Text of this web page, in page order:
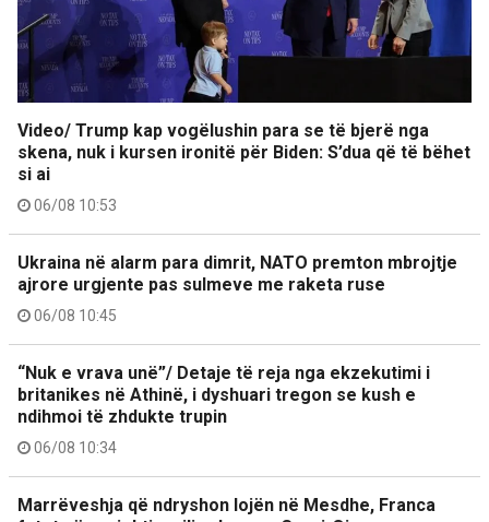
Video/ Trump kap vogëlushin para se të bjerë nga
skena, nuk i kursen ironitë për Biden: S’dua që të bëhet
si ai
06/08 10:53
Ukraina në alarm para dimrit, NATO premton mbrojtje
ajrore urgjente pas sulmeve me raketa ruse
06/08 10:45
“Nuk e vrava unë”/ Detaje të reja nga ekzekutimi i
britanikes në Athinë, i dyshuari tregon se kush e
ndihmoi të zhdukte trupin
06/08 10:34
Marrëveshja që ndryshon lojën në Mesdhe, Franca